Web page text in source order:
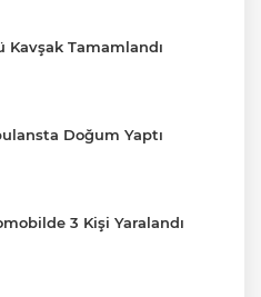
Kavşak Tamamlandı
Doğum Yaptı
3 Kişi Yaralandı